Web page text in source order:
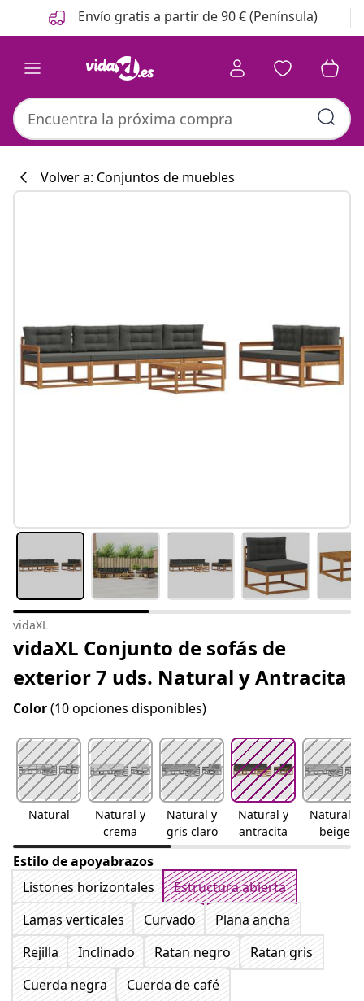
Anterior
Siguiente Envío gratis a partir de 90 € (Península)
Volver a: Conjuntos de muebles
vidaXL
vidaXL Conjunto de sofás de
exterior 7 uds. Natural y Antracita
Color(10 opciones disponibles)
Natural
Natural y
crema
Natural y
gris claro
Natural y
antracita
Natural y
beige
Estilo de apoyabrazos
Listones horizontales
Estructura abierta
Lamas verticales
Curvado
Plana ancha
Rejilla
Inclinado Ratan negro
Ratan gris
Cuerda negra
Cuerda de café